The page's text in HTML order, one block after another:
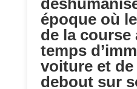
époque où
de la course
temps
voiture et
debout sur